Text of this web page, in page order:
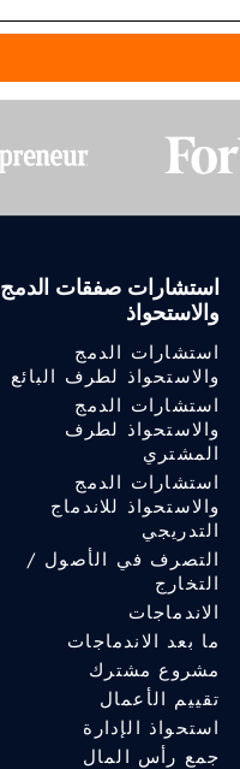
استشارات صفقات الدمج
والاستحواذ
استشارات الدمج
والاستحواذ لطرف البائع
استشارات الدمج
والاستحواذ لطرف
المشتري
استشارات الدمج
والاستحواذ للاندماج
التدريجي
التصرف في الأصول /
التخارج
الاندماجات
ما بعد الاندماجات
مشروع مشترك
تقييم الأعمال
استحواذ الإدارة
جمع رأس المال